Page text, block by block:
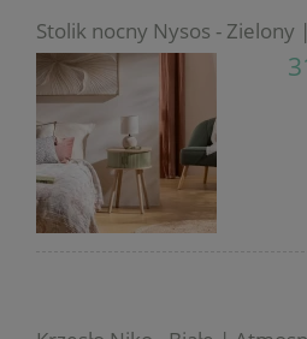
Stolik nocny Nysos -